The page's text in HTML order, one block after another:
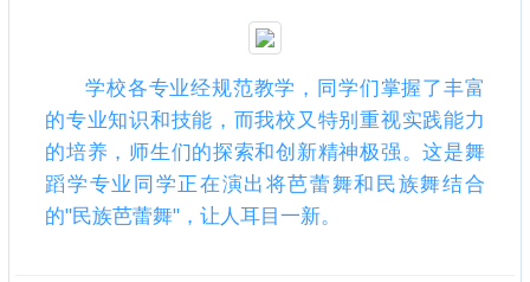
学校各专业经规范教学，同学们掌握了丰富
的专业知识和技能，而我校又特别重视实践能力
的培养，师生们的探索和创新精神极强。这是舞
蹈学专业同学正在演出将芭蕾舞和民族舞结合
的"民族芭蕾舞"，让人耳目一新。